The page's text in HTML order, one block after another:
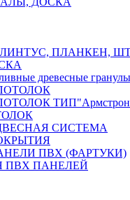
ПЛАНКЕН,
древесные
СИСТЕМА
ПВХ (ФАРТУКИ)
ПВХ ПАНЕЛЕЙ